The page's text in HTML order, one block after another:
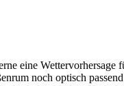
eine
noch optisch